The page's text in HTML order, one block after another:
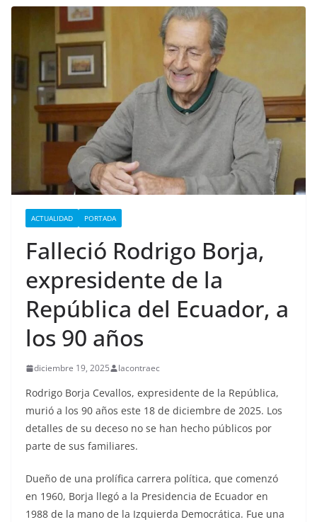
ACTUALIDAD PORTADA
Falleció Rodrigo Borja,
expresidente de la
República del Ecuador, a
los 90 años
diciembre 19, 2025 lacontraec
Rodrigo Borja Cevallos, expresidente de la República,
murió a los 90 años este 18 de diciembre de 2025. Los
detalles de su deceso no se han hecho públicos por
parte de sus familiares.
Dueño de una prolífica carrera política, que comenzó
en 1960, Borja llegó a la Presidencia de Ecuador en
1988 de la mano de la Izquierda Democrática. Fue una